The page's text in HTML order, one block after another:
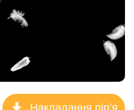
Накладання пір'я